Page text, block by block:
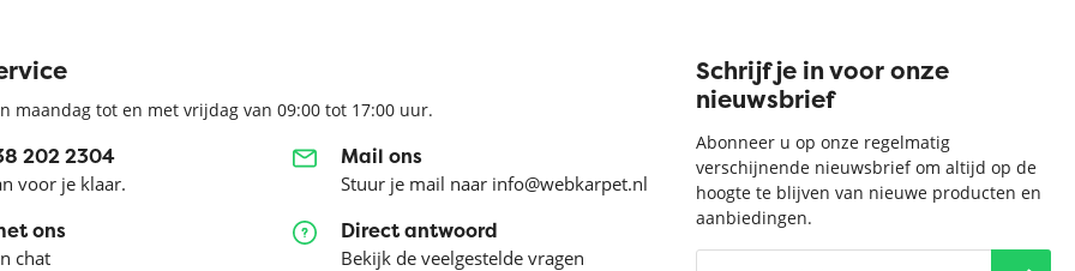
maandag tot en met vrijdag van 09:00 tot 17:00 uur.
202 2304
voor je klaar.
Mail ons
Stuur je mail naar info@webkarpet.nl
ons
chat
Direct antwoord
Bekijk de veelgestelde vragen
Schrijf je in voor onze
nieuwsbrief
Abonneer u op onze regelmatig
verschijnende nieuwsbrief om altijd op de
hoogte te blijven van nieuwe producten en
aanbiedingen.